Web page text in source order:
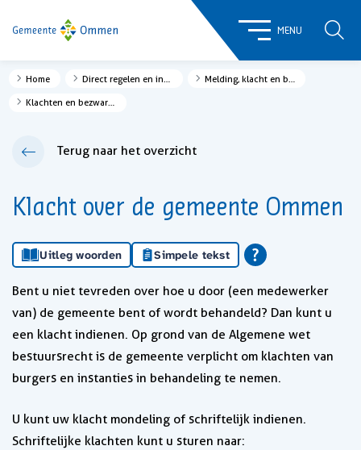
MENU
Home
Klachten en bezwaren
Terug naar het overzicht
Klacht over de gemeente Ommen
Uitleg woorden Simpele tekst
Bent u niet tevreden over hoe u door (een medewerker
van) de gemeente bent of wordt behandeld? Dan kunt u
een klacht indienen. Op grond van de Algemene wet
bestuursrecht is de gemeente verplicht om klachten van
burgers en instanties in behandeling te nemen.
U kunt uw klacht mondeling of schriftelijk indienen.
Schriftelijke klachten kunt u sturen naar: